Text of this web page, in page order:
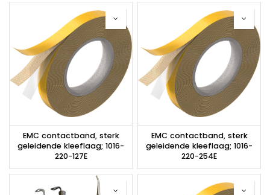
EMC contactband, sterk
geleidende kleeflaag; 1016-
220-127E
EMC contactband, sterk
geleidende kleeflaag; 1016-
220-254E